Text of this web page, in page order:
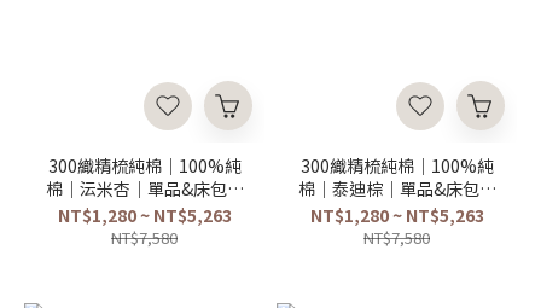
300織精梳純棉｜100%純
棉｜沄米杏｜單品&床包被
套組
NT$1,280 ~ NT$5,263
NT$7,580
300織精梳純棉｜100%純
棉｜泰迪棕｜單品&床包被
套組
NT$1,280 ~ NT$5,263
NT$7,580